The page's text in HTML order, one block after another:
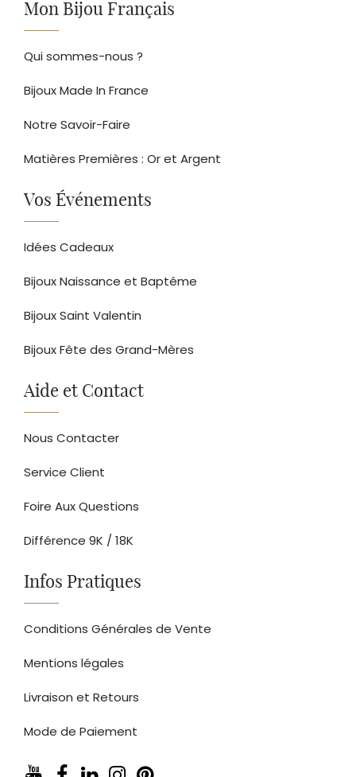
Mon Bijou Français
Qui sommes-nous ?
Bijoux Made In France
Notre Savoir-Faire
Matières Premières : Or et Argent
Vos Événements
Idées Cadeaux
Bijoux Naissance et Baptême
Bijoux Saint Valentin
Bijoux Fête des Grand-Mères
Aide et Contact
Nous Contacter
Service Client
Foire Aux Questions
Différence 9K / 18K
Infos Pratiques
Conditions Générales de Vente
Mentions légales
Livraison et Retours
Mode de Paiement